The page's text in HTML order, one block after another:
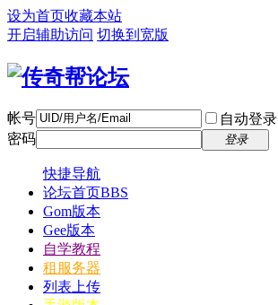
设为首页收藏本站
开启辅助访问 切换到宽版
帐号 自动登录
密码
登录
快捷导航
论坛首页BBS
Gom版本
Gee版本
自学教程
租服务器
列表上传